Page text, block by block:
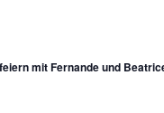
mit Fernande und